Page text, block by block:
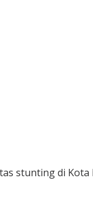
stunting di Kota